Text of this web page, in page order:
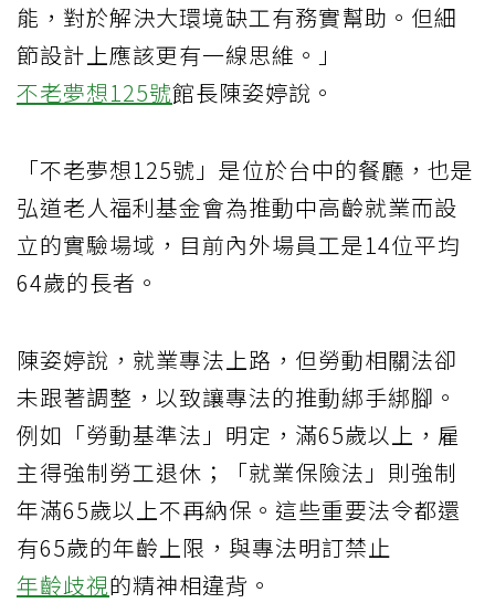
能，對於解決大環境缺工有務實幫助。但細
節設計上應該更有一線思維。」
不老夢想125號館長陳姿婷說。
「不老夢想125號」是位於台中的餐廳，也是
弘道老人福利基金會為推動中高齡就業而設
立的實驗場域，目前內外場員工是14位平均
64歲的長者。
陳姿婷說，就業專法上路，但勞動相關法卻
未跟著調整，以致讓專法的推動綁手綁腳。
例如「勞動基準法」明定，滿65歲以上，雇
主得強制勞工退休；「就業保險法」則強制
年滿65歲以上不再納保。這些重要法令都還
有65歲的年齡上限，與專法明訂禁止
年齡歧視的精神相違背。